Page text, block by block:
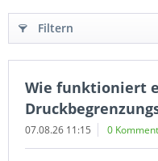
Filtern
Wie funktioniert
07.08.26 11:15 0